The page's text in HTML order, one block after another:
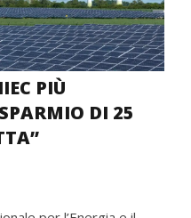
PIÙ
DI 25